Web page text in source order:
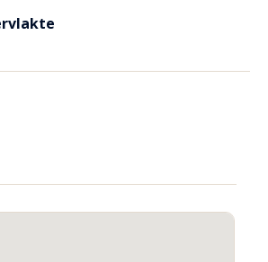
de overloop zijn de 3 slaapkamers,